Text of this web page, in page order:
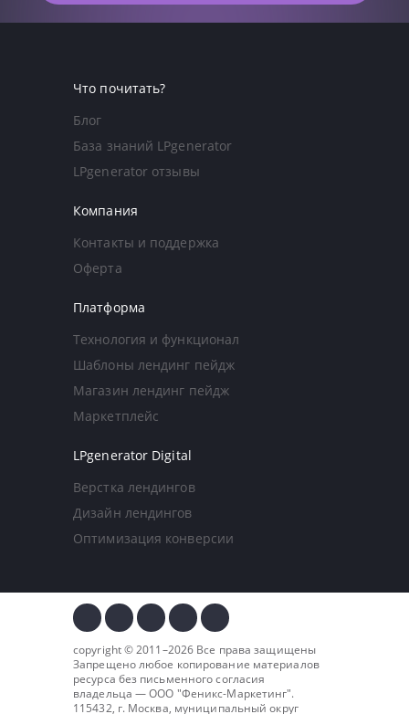
Что почитать?
Блог
База знаний LPgenerator
LPgenerator отзывы
Компания
Контакты и поддержка
Оферта
Платформа
Технология и функционал
Шаблоны лендинг пейдж
Магазин лендинг пейдж
Маркетплейс
LPgenerator Digital
Верстка лендингов
Дизайн лендингов
Оптимизация конверсии
copyright © 2011–2026 Все права защищены
Запрещено любое копирование материалов
ресурса без письменного согласия
владельца — ООО "Феникс-Маркетинг".
115432, г. Москва, муниципальный округ